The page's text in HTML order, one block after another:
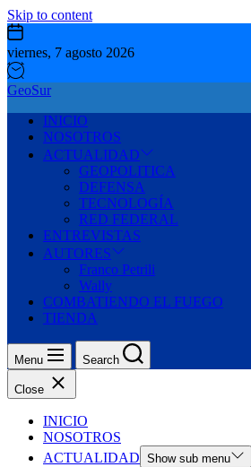
Skip to content
viernes, 7 agosto 2026
GeoSur
INICIO
NOSOTROS
ACTUALIDAD
GEOPOLITICA
DEFENSA
TECNOLOGÍA
RED FEDERAL
ENTREVISTAS
AUTORES
Franco Petrili
Wally
COMBATIENDO EL FUEGO
TIENDA
Menu Search
Close
INICIO
NOSOTROS
ACTUALIDAD Show sub menu